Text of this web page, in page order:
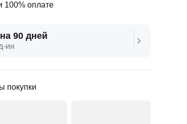
100% оплате
90 дней
покупки